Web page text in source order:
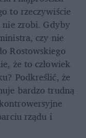
to rzeczywiście
zrobi. Gdyby
czy nie
Rostowskiego
że to człowiek
Podkreślić, że
bardzo trudną
rządu i